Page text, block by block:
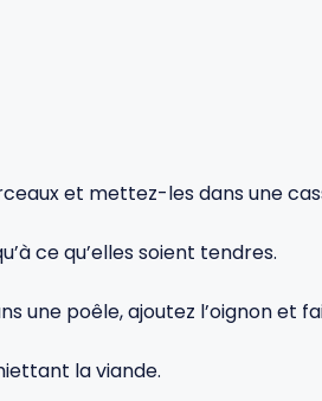
et mettez-les dans une
ce qu’elles soient tendres.
une poêle, ajoutez l’oignon et
la viande.